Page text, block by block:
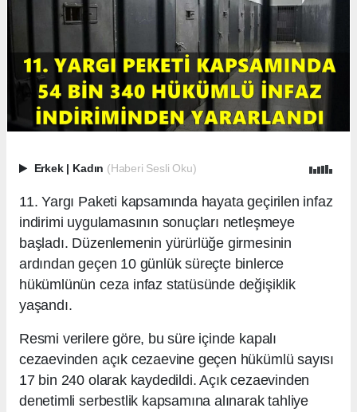
Erkek | Kadın (Haberi Sesli Oku)
11. Yargı Paketi kapsamında hayata geçirilen infaz
indirimi uygulamasının sonuçları netleşmeye
başladı. Düzenlemenin yürürlüğe girmesinin
ardından geçen 10 günlük süreçte binlerce
hükümlünün ceza infaz statüsünde değişiklik
yaşandı.
Resmi verilere göre, bu süre içinde kapalı
cezaevinden açık cezaevine geçen hükümlü sayısı
17 bin 240 olarak kaydedildi. Açık cezaevinden
denetimli serbestlik kapsamına alınarak tahliye